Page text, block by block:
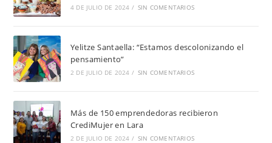
4 DE JULIO DE 2024 / SIN COMENTARIOS
Yelitze Santaella: “Estamos descolonizando el
pensamiento”
2 DE JULIO DE 2024 / SIN COMENTARIOS
Más de 150 emprendedoras recibieron
CrediMujer en Lara
2 DE JULIO DE 2024 / SIN COMENTARIOS